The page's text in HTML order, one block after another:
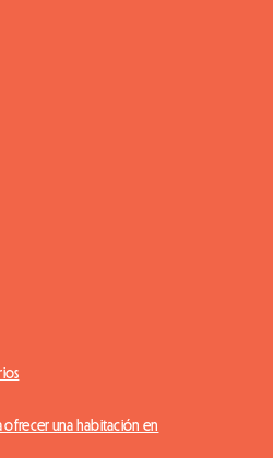
ofrecer una habitación en